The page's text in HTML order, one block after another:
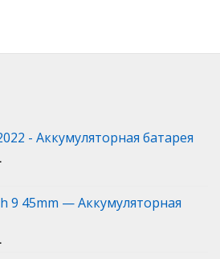
- Аккумуляторная батарея
9 45mm — Аккумуляторная